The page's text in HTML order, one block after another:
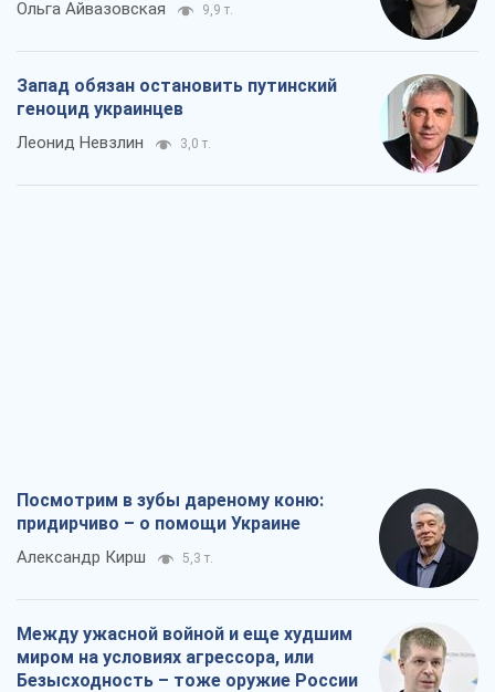
Ольга Айвазовская 9,9 т.
Запад обязан остановить путинский
геноцид украинцев
Леонид Невзлин 3,0 т.
Посмотрим в зубы дареному коню:
придирчиво – о помощи Украине
Александр Кирш 5,3 т.
Между ужасной войной и еще худшим
миром на условиях агрессора, или
Безысходность – тоже оружие России